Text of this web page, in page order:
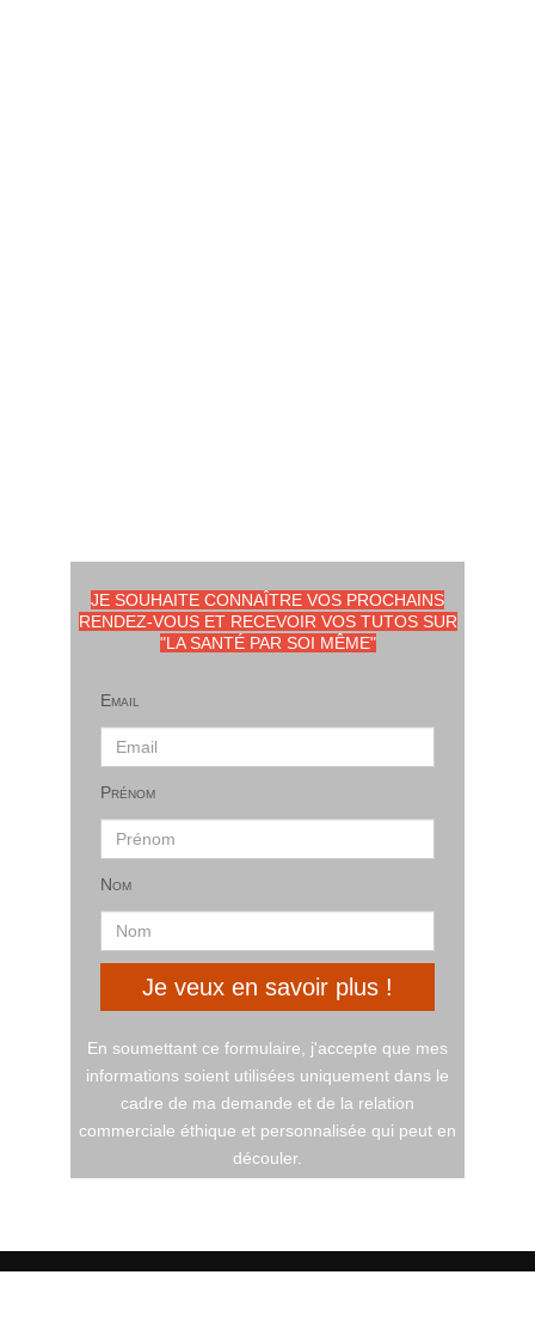
JE SOUHAITE CONNAÎTRE VOS PROCHAINS
RENDEZ-VOUS ET RECEVOIR VOS TUTOS SUR
"LA SANTÉ PAR SOI MÊME"
Email
Prénom
Nom
Je veux en savoir plus !
En soumettant ce formulaire, j'accepte que mes
informations soient utilisées uniquement dans le
cadre de ma demande et de la relation
commerciale éthique et personnalisée qui peut en
découler.